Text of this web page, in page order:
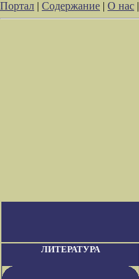
Портал | Содержание | О нас |
ЛИТЕРАТУРА